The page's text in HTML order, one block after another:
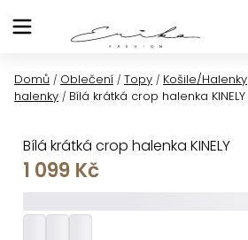
na
Domů / Oblečení / Topy / Košile/Halenky
halenky / Bílá krátká crop halenka KINELY
Bílá krátká crop halenka KINELY
1 099 Kč